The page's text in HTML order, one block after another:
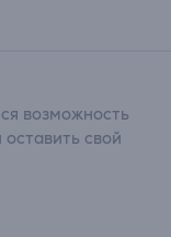
возможность
свой